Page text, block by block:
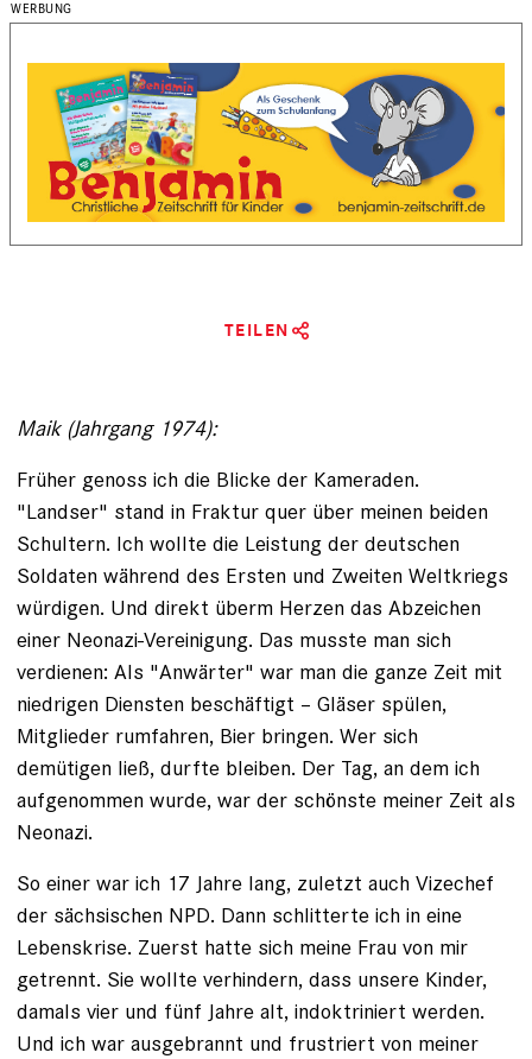
TEILEN
Maik (Jahrgang 1974):
Früher genoss ich die Blicke der Kameraden.
"Landser" stand in Fraktur quer über ­meinen beiden
Schultern. Ich wollte die Leistung der deutschen
Soldaten während des Ersten und Zweiten Weltkriegs
würdigen. Und direkt überm Herzen das Abzeichen
einer Neonazi-­Vereinigung. Das musste man sich
verdienen: Als ­"Anwärter" war man die ganze Zeit mit
niedrigen ­Diensten beschäftigt – Gläser spülen,
Mitglieder rum­fahren, Bier bringen. Wer sich
demütigen ließ, durfte ­bleiben. Der Tag, an dem ich
aufgenommen wurde, war der schönste meiner Zeit als
Neonazi.
So einer war ich 17 Jahre lang, zuletzt auch Vizechef
der sächsischen NPD. Dann schlitterte ich in eine
Lebenskrise. Zuerst hatte sich meine Frau von mir
getrennt. Sie wollte verhindern, dass unsere Kinder,
damals vier und fünf Jahre alt, indoktriniert werden.
Und ich war ausgebrannt und frustriert von meiner